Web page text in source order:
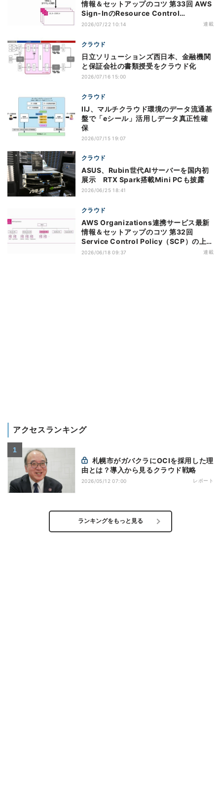
情報＆セットアップのコツ 第33回 AWS
Sign-InのResource Control
Policy（RCP）対応のメリットと注意点
2026/07/22 10:14 連載
クラウド
日立ソリューションズ西日本、金融機関
と保証会社の書類授受をクラウド化
2026/07/16 15:00
クラウド
IIJ、マルチクラウド環境のデータ流通基
盤で「eシール」活用しデータ真正性確
保
2026/07/15 19:07
クラウド
ASUS、Rubin世代AIサーバーを国内初
展示 RTX Spark搭載Mini PCも披露
2026/06/25 18:41
クラウド
AWS Organizations連携サービス最新
情報＆セットアップのコツ 第32回
Service Control Policy（SCP）の上限
緩和のアップデートがもたらすメリット
2026/06/18 09:37 連載
アクセスランキング
由とは？導入から見るクラウド戦略
2026/05/12 07:00 レポート
ランキングをもっと見る